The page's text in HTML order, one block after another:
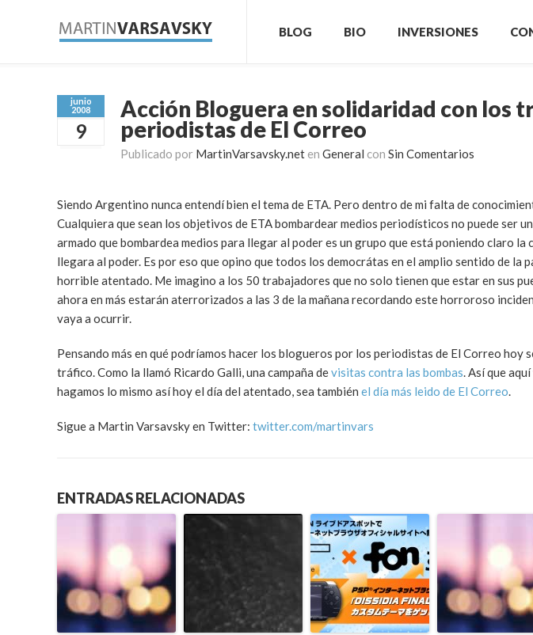
BLOG BIO INVERSIONES
junio
2008
9
Acción Bloguera en solidaridad con los
periodistas de El Correo
Publicado por MartinVarsavsky.net en General con Sin Comentarios
Siendo Argentino nunca entendí bien el tema de ETA. Pero dentro de mi falta de
Cualquiera que sean los objetivos de ETA bombardear medios periodísticos no puede ser
armado que bombardea medios para llegar al poder es un grupo que está poniendo claro
llegara al poder. Es por eso que opino que todos los democrátas en el amplio sentido de la
horrible atentado. Me imagino a los 50 trabajadores que no solo tienen que estar en sus
ahora en más estarán aterrorizados a las 3 de la mañana recordando este horroroso
vaya a ocurrir.
Pensando más en qué podríamos hacer los blogueros por los periodistas de El Correo hoy
tráfico. Como la llamó Ricardo Galli, una campaña devisitas contra las bombas. Así que
hagamos lo mismo así hoy el día del atentado, sea también el día más leido de El Correo.
Sigue a Martin Varsavsky en Twitter: twitter.com/martinvars
ENTRADAS RELACIONADAS